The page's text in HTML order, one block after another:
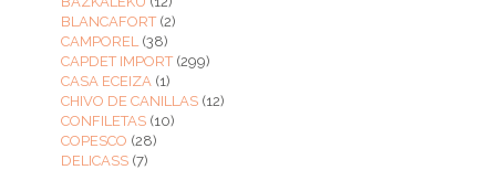
BLANCAFORT (2)
CAMPOREL (38)
CAPDET IMPORT (299)
CASA ECEIZA (1)
CHIVO DE CANILLAS (12)
CONFILETAS (10)
COPESCO (28)
DELICASS (7)